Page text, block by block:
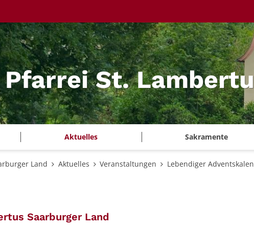
Pfarrei St.
Aktuelles Sakramente
Land Aktuelles Veranstaltungen Lebendiger
Saarburger Land